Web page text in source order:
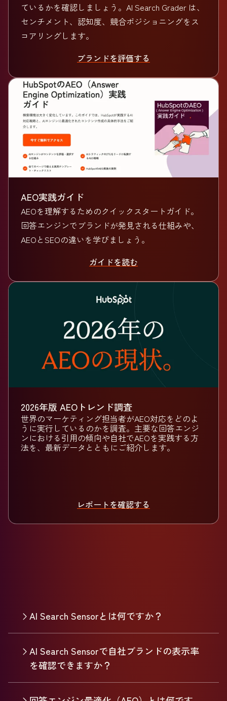
ているかを確認しましょう。AI Search Grader は、
センチメント、認知度、競合ポジショニングをス
コアリングします。
ブランドを評価する
AEO実践ガイド
AEOを理解するためのクイックスタートガイド。
回答エンジンでブランドが発見される仕組みや、
AEOとSEOの違いを学びましょう。
ガイドを読む
2026年版 AEOトレンド調査
世界のマーケティング担当者がAEO対応をどのよ
うに実行しているのかを調査。主要な回答エンジ
ンにおける引用の傾向や自社でAEOを実践する方
法を、最新データとともにご紹介します。
レポートを確認する
AI Search Sensorとは何ですか？
AI Search Sensorで自社ブランドの表示率
を確認できますか？